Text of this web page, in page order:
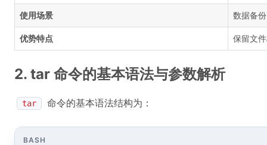
使用场景 数据备
优势特点 保留文
2. tar 命令的基本语法与参数解析
tar 命令的基本语法结构为：
BASH